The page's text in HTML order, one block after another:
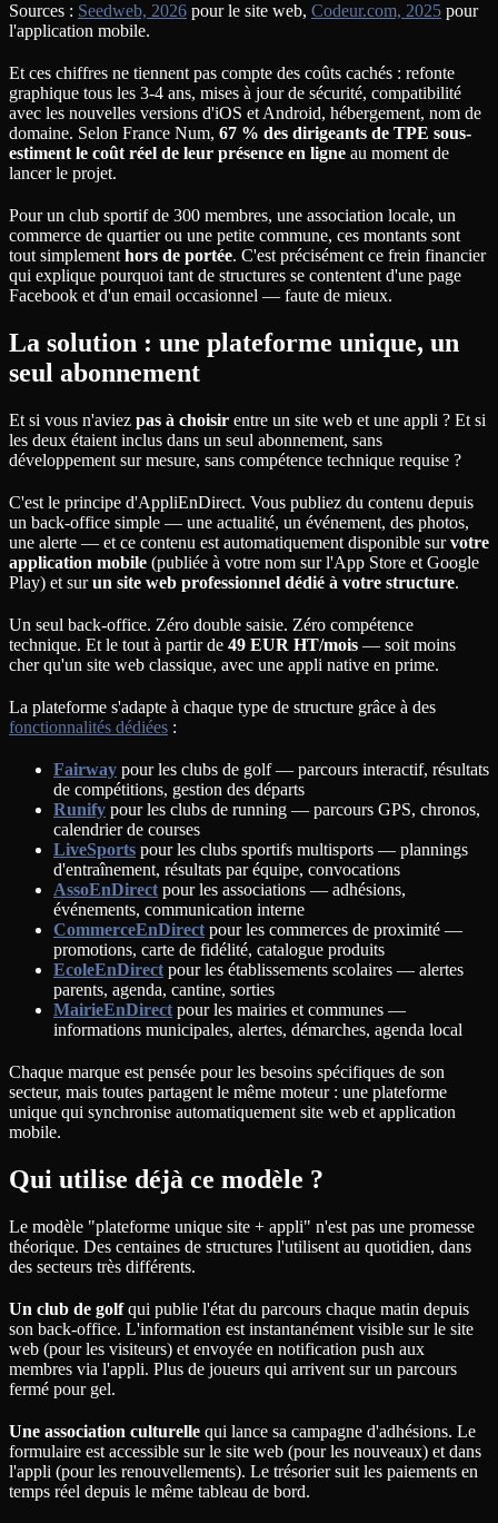
Sources : Seedweb, 2026 pour le site web, Codeur.com, 2025 pour
l'application mobile.
Et ces chiffres ne tiennent pas compte des coûts cachés : refonte
graphique tous les 3-4 ans, mises à jour de sécurité, compatibilité
avec les nouvelles versions d'iOS et Android, hébergement, nom de
domaine. Selon France Num, 67 % des dirigeants de TPE sous-
estiment le coût réel de leur présence en ligne au moment de
lancer le projet.
Pour un club sportif de 300 membres, une association locale, un
commerce de quartier ou une petite commune, ces montants sont
tout simplement hors de portée. C'est précisément ce frein financier
qui explique pourquoi tant de structures se contentent d'une page
Facebook et d'un email occasionnel — faute de mieux.
La solution : une plateforme unique, un
seul abonnement
Et si vous n'aviez pas à choisir entre un site web et une appli ? Et si
les deux étaient inclus dans un seul abonnement, sans
développement sur mesure, sans compétence technique requise ?
C'est le principe d'AppliEnDirect. Vous publiez du contenu depuis
un back-office simple — une actualité, un événement, des photos,
une alerte — et ce contenu est automatiquement disponible survotre
application mobile (publiée à votre nom sur l'App Store et Google
Play) et surun site web professionnel dédié à votre structure.
Un seul back-office. Zéro double saisie. Zéro compétence
technique. Et le tout à partir de 49 EUR HT/mois — soit moins
cher qu'un site web classique, avec une appli native en prime.
La plateforme s'adapte à chaque type de structure grâce à des
fonctionnalités dédiées :
Fairway pour les clubs de golf — parcours interactif, résultats
de compétitions, gestion des départs
Runify pour les clubs de running — parcours GPS, chronos,
calendrier de courses
LiveSports pour les clubs sportifs multisports — plannings
d'entraînement, résultats par équipe, convocations
AssoEnDirect pour les associations — adhésions,
événements, communication interne
CommerceEnDirect pour les commerces de proximité —
promotions, carte de fidélité, catalogue produits
EcoleEnDirect pour les établissements scolaires — alertes
parents, agenda, cantine, sorties
MairieEnDirect pour les mairies et communes —
informations municipales, alertes, démarches, agenda local
Chaque marque est pensée pour les besoins spécifiques de son
secteur, mais toutes partagent le même moteur : une plateforme
unique qui synchronise automatiquement site web et application
mobile.
Qui utilise déjà ce modèle ?
Le modèle "plateforme unique site + appli" n'est pas une promesse
théorique. Des centaines de structures l'utilisent au quotidien, dans
des secteurs très différents.
Un club de golfqui publie l'état du parcours chaque matin depuis
son back-office. L'information est instantanément visible sur le site
web (pour les visiteurs) et envoyée en notification push aux
membres via l'appli. Plus de joueurs qui arrivent sur un parcours
fermé pour gel.
Une association culturelle qui lance sa campagne d'adhésions. Le
formulaire est accessible sur le site web (pour les nouveaux) et dans
l'appli (pour les renouvellements). Le trésorier suit les paiements en
temps réel depuis le même tableau de bord.